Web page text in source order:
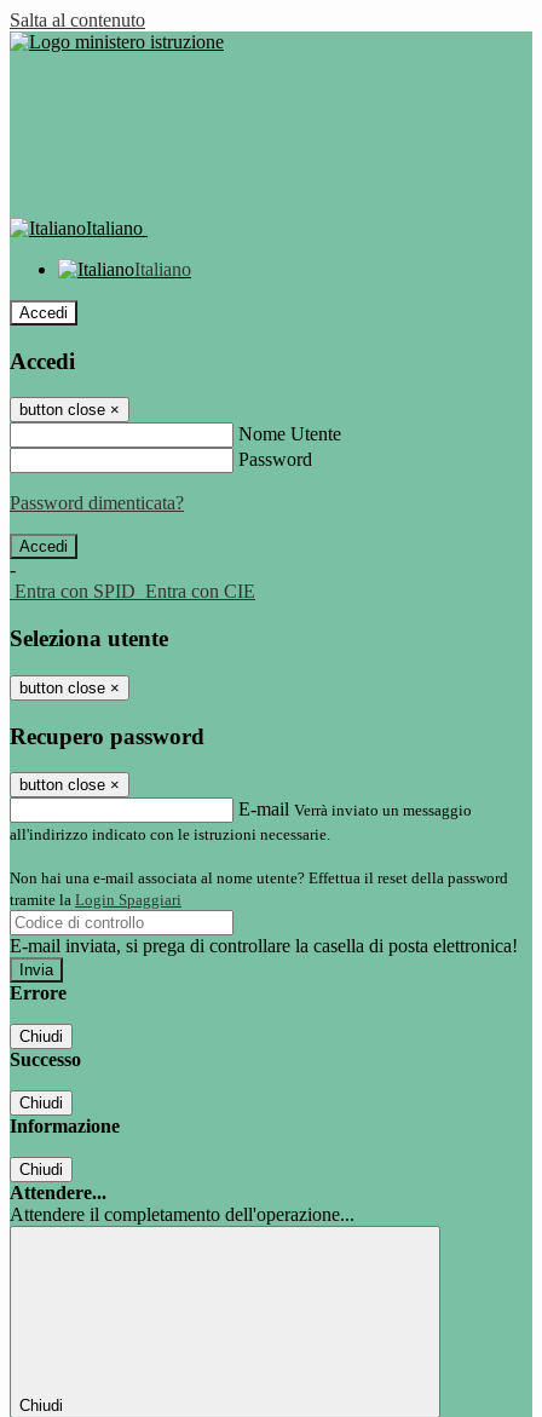
Salta al contenuto
Italiano
Italiano
Accedi
Accedi
button close ×
Nome Utente
Password
Password dimenticata?
-
Entra con SPID Entra con CIE
Seleziona utente
button close ×
Recupero password
button close ×
E-mail Verrà inviato un messaggio
all'indirizzo indicato con le istruzioni necessarie.
Non hai una e-mail associata al nome utente? Effettua il reset della password
tramite la Login Spaggiari
E-mail inviata, si prega di controllare la casella di posta elettronica!
Errore
Chiudi
Successo
Chiudi
Informazione
Chiudi
Attendere...
Attendere il completamento dell'operazione...
Chiudi